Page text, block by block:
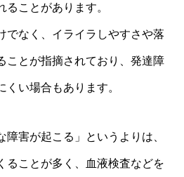
ることがあります。
でなく、イライラしやすさや落
ことが指摘されており、発達障
い場合もあります。
障害が起こる」というよりは、
ることが多く、血液検査などを